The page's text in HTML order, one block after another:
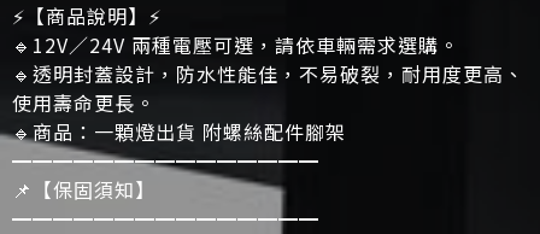
⚡【商品說明】⚡
🔹12V／24V 兩種電壓可選，請依車輛需求選購。
🔹透明封蓋設計，防水性能佳，不易破裂，耐用度更高、
使用壽命更長。
🔹商品：一顆燈出貨 附螺絲配件腳架
━━━━━━━━━━━━━━━
📌【保固須知】
━━━━━━━━━━━━━━━